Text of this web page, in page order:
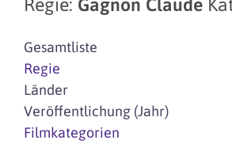
Regie: Gagnon Claude
Gesamtliste
Regie
Länder
Veröffentlichung (Jahr)
Filmkategorien